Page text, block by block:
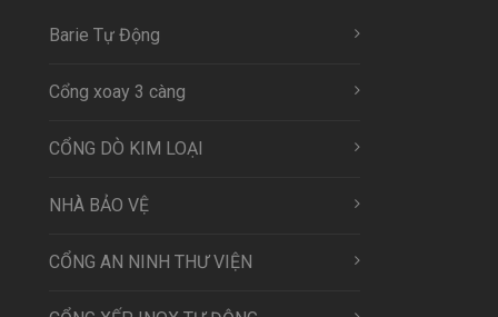
Barie Tự Động
Cổng xoay 3 càng
CỔNG DÒ KIM LOẠI
NHÀ BẢO VỆ
CỔNG AN NINH THƯ VIỆN